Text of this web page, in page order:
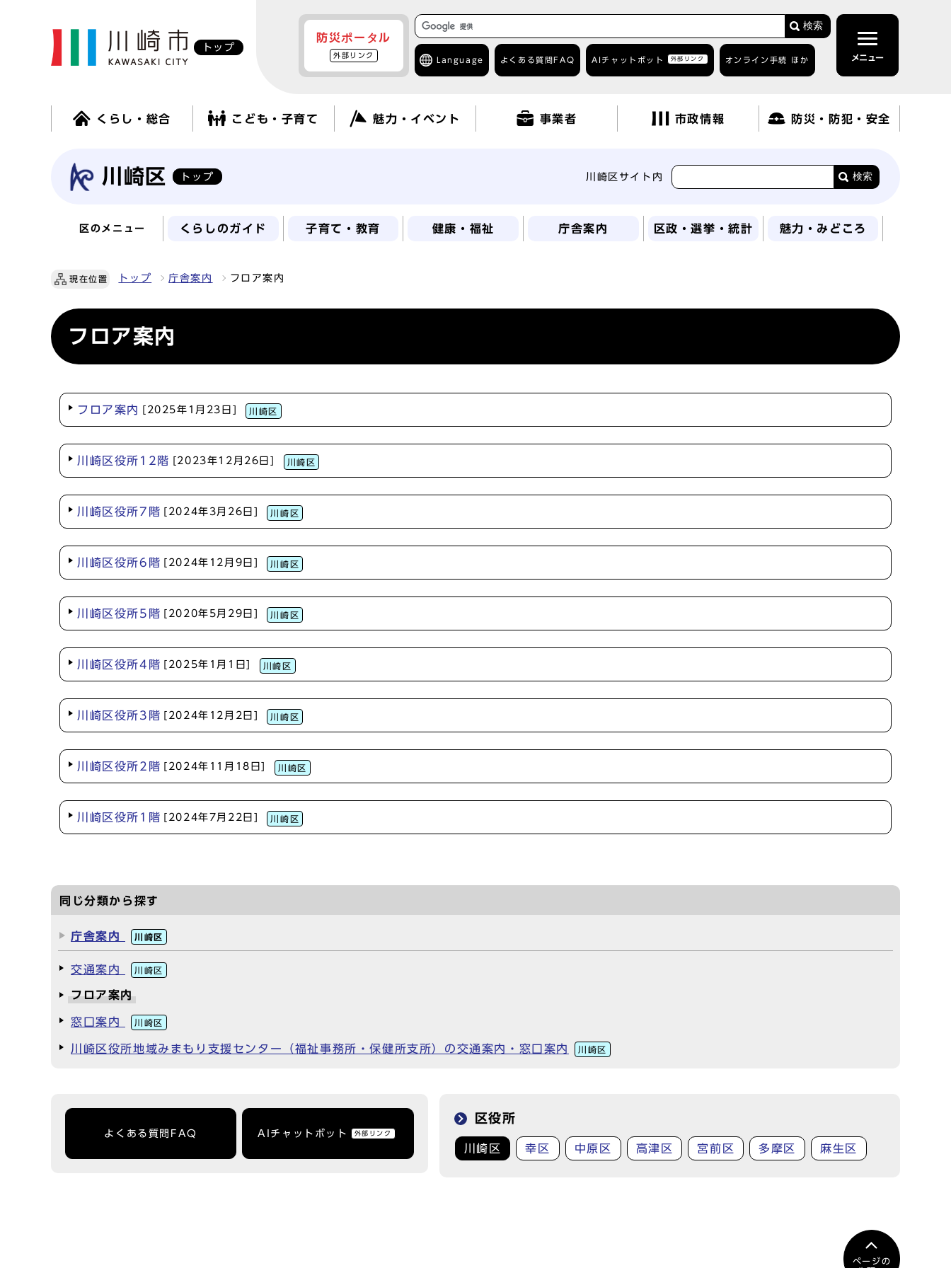
トップ
防災ポータル
外部リンク
検索
Language よくある質問 FAQ AIチャットボット 外部リンク オンライン手続 ほか メニュー
くらし・総合 こども・子育て 魅力・イベント 事業者 市政情報 防災・防犯・安全
川崎区 トップ 川崎区サイト内 検索
区のメニュー くらしのガイド 子育て・教育 健康・福祉 庁舎案内 区政・選挙・統計 魅力・みどころ
現在位置 トップ 庁舎案内 フロア案内
フロア案内
フロア案内 [2025年1月23日] 川崎区
川崎区役所12階 [2023年12月26日] 川崎区
川崎区役所7階 [2024年3月26日] 川崎区
川崎区役所6階 [2024年12月9日] 川崎区
川崎区役所5階 [2020年5月29日] 川崎区
川崎区役所4階 [2025年1月1日] 川崎区
川崎区役所3階 [2024年12月2日] 川崎区
川崎区役所2階 [2024年11月18日] 川崎区
川崎区役所1階 [2024年7月22日] 川崎区
同じ分類から探す
庁舎案内 川崎区
交通案内 川崎区
フロア案内
窓口案内 川崎区
川崎区役所地域みまもり支援センター（福祉事務所・保健所支所）の交通案内・窓口案内 川崎区
よくある質問FAQ AIチャットボット 外部リンク
区役所
川崎区 幸区 中原区 高津区 宮前区 多摩区 麻生区
ページの